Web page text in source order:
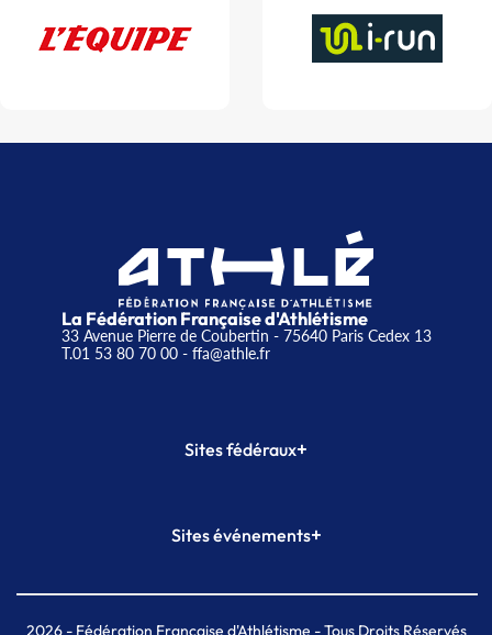
La Fédération Française d'Athlétisme
33 Avenue Pierre de Coubertin - 75640 Paris Cedex 13
T.01 53 80 70 00- ffa@athle.fr
Sites fédéraux+
Plateforme Formation
Sites événements+
Meeting de Paris indoor
MAIF Ekiden de Paris
2026- Fédération Française d'Athlétisme - Tous Droits Réservés